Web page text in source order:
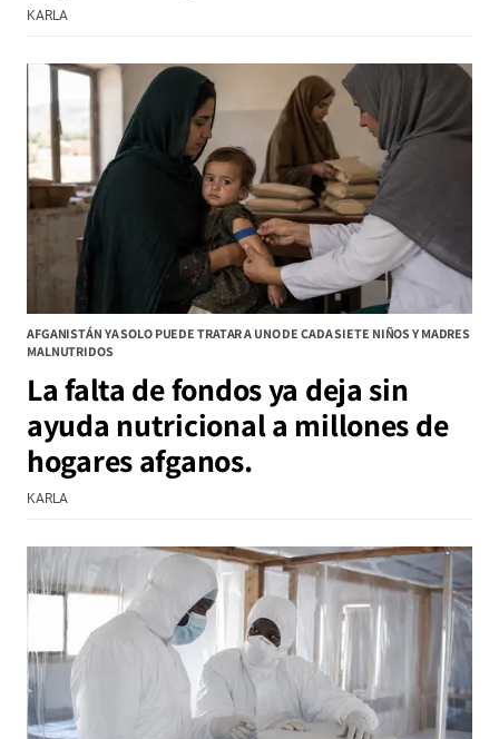
KARLA
AFGANISTÁN YA SOLO PUEDE TRATAR A UNO DE CADA SIETE NIÑOS Y MADRES
MALNUTRIDOS
La falta de fondos ya deja sin
ayuda nutricional a millones de
hogares afganos.
KARLA